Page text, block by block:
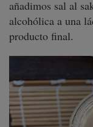
añadimos sal al
alcohólica a una
producto final.